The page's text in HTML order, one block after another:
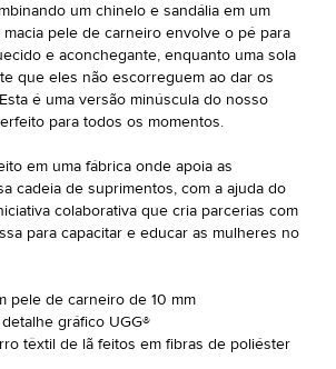
um chinelo e sandália em um
macia pele de carneiro envolve o pé para
e aconchegante, enquanto uma sola
que eles não escorreguem ao dar os
é uma versão minúscula do nosso
para todos os momentos.
em uma fábrica onde apoia as
cadeia de suprimentos, com a ajuda do
colaborativa que cria parcerias com
para capacitar e educar as mulheres no
pele de carneiro de 10 mm
gráfico UGG®
têxtil de lã feitos em fibras de poliéster